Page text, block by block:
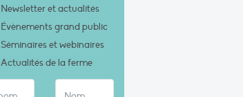
Newsletter et actualités
Évènements grand public
Séminaires et webinaires
Actualités de la ferme